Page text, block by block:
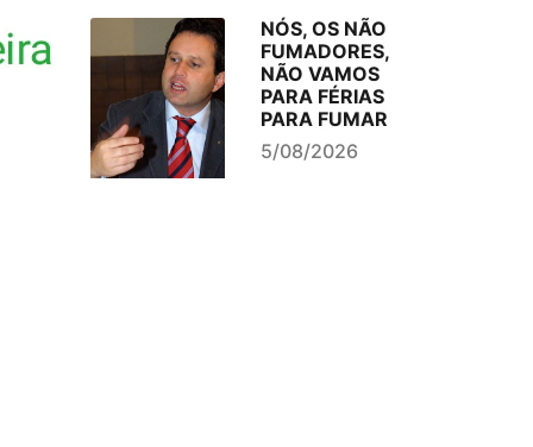
NÓS, OS NÃO
FUMADORES,
NÃO VAMOS
PARA FÉRIAS
PARA FUMAR
5/08/2026